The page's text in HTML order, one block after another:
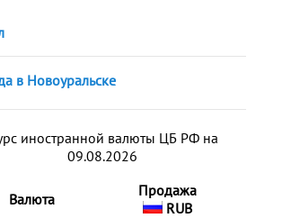
в Новоуральске
иностранной валюты ЦБ РФ на
09.08.2026
Валюта
Продажа
RUB